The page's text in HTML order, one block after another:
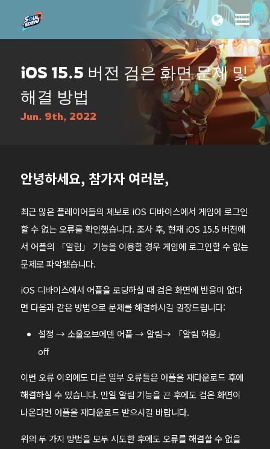
iOS 15.5 버전 검은 화면 문제 및
해결 방법
Jun. 9th, 2022
안녕하세요, 참가자 여러분,
최근 많은 플레이어들의 제보로 iOS 디바이스에서 게임에 로그인
할 수 없는 오류를 확인했습니다. 조사 후, 현재 iOS 15.5 버전에
서 어플의 「알림」 기능을 이용할 경우 게임에 로그인할 수 없는
문제로 파악됐습니다.
iOS 디바이스에서 어플을 로딩하실 때 검은 화면에 반응이 없다
면 다음과 같은 방법으로 문제를 해결하시길 권장드립니다:
설정 → 소울오브에덴 어플 → 알림→ 「알림 허용」
off
이번 오류 이외에도 다른 일부 오류들은 어플을 재다운로드 후에
해결하실 수 있습니다. 만일 알림 기능을 끈 후에도 검은 화면이
나온다면 어플을 재다운로드 받으시길 바랍니다.
위의 두 가지 방법을 모두 시도한 후에도 오류를 해결할 수 없을